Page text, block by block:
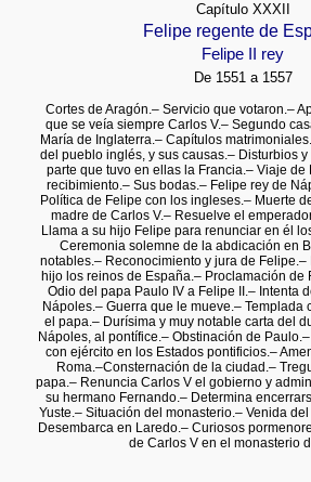
Capítulo XXXII
Felipe regente de
Felipe II rey
De 1551 a 1557
Cortes de Aragón.– Servicio que votaron.–
que se veía siempre Carlos V.– Segundo
María de Inglaterra.– Capítulos
del pueblo inglés, y sus causas.– Disturbios
parte que tuvo en ellas la Francia.– Viaje de
recibimiento.– Sus bodas.– Felipe rey de
Política de Felipe con los ingleses.– Muerte
madre de Carlos V.– Resuelve el
Llama a su hijo Felipe para renunciar en él
Ceremonia solemne de la abdicación en
notables.– Reconocimiento y jura de
hijo los reinos de España.– Proclamación de
Odio del papa Paulo IV a Felipe II.– Intenta
Nápoles.– Guerra que le mueve.– Templada
el papa.– Durísima y muy notable carta del
Nápoles, al pontífice.– Obstinación de
con ejército en los Estados pontificios.–
Roma.–Consternación de la ciudad.–
papa.– Renuncia Carlos V el gobierno y
su hermano Fernando.– Determina
Yuste.– Situación del monasterio.– Venida
Desembarca en Laredo.– Curiosos
de Carlos V en el monasterio